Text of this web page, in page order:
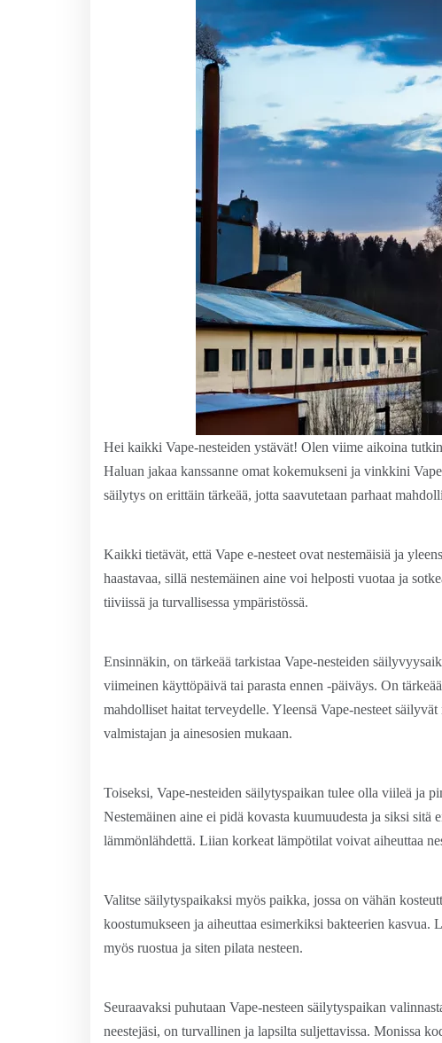
Hei kaikki Vape-nesteiden ystävät! Olen viime aikoina
Haluan jakaa kanssanne omat kokemukseni ja vinkkini
säilytys on erittäin tärkeää, jotta saavutetaan parhaat
Kaikki tietävät, että Vape e-nesteet ovat nestemäisiä ja
haastavaa, sillä nestemäinen aine voi helposti vuotaa ja
tiiviissä ja turvallisessa ympäristössä.
Ensinnäkin, on tärkeää tarkistaa Vape-nesteiden
viimeinen käyttöpäivä tai parasta ennen -päiväys. On
mahdolliset haitat terveydelle. Yleensä Vape-nesteet
valmistajan ja ainesosien mukaan.
Toiseksi, Vape-nesteiden säilytyspaikan tulee olla viileä ja
Nestemäinen aine ei pidä kovasta kuumuudesta ja siksi sitä
lämmönlähdettä. Liian korkeat lämpötilat voivat aiheuttaa
Valitse säilytyspaikaksi myös paikka, jossa on vähän
koostumukseen ja aiheuttaa esimerkiksi bakteerien kasvua.
myös ruostua ja siten pilata nesteen.
Seuraavaksi puhutaan Vape-nesteen säilytyspaikan
neestejäsi, on turvallinen ja lapsilta suljettavissa. Monissa